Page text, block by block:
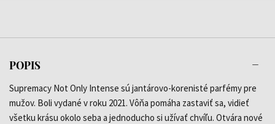
POPIS
Supremacy Not Only Intense sú jantárovo-korenisté parfémy pre
mužov. Boli vydané v roku 2021. Vôňa pomáha zastaviť sa, vidieť
všetku krásu okolo seba a jednoducho si užívať chvíľu. Otvára nové